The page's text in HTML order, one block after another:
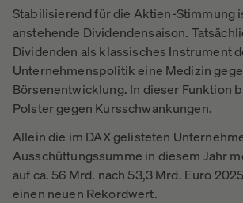
Stabilisierend für die Aktien-Stimmung
anstehende Dividendensaison.
Dividenden als klassisches Instrument
Unternehmenspolitik eine Medizin
Börsenentwicklung. In dieser Funktion
Polster gegen Kursschwankungen.
Allein die im DAX gelisteten
Ausschüttungssumme in diesem Jahr
auf ca. 56 Mrd. nach 53,3 Mrd. Euro
einen neuen Rekordwert.